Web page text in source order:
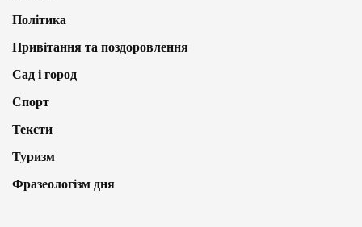
Політика
Привітання та поздоровлення
Сад і город
Спорт
Тексти
Туризм
Фразеологізм дня